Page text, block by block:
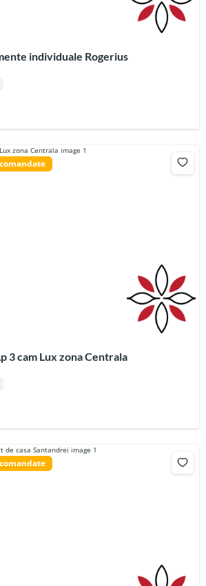
individuale Rogerius
3 cam Lux zona Centrala